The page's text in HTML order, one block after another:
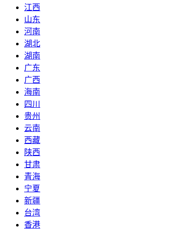
江西
山东
河南
湖北
湖南
广东
广西
海南
四川
贵州
云南
西藏
陕西
甘肃
青海
宁夏
新疆
台湾
香港